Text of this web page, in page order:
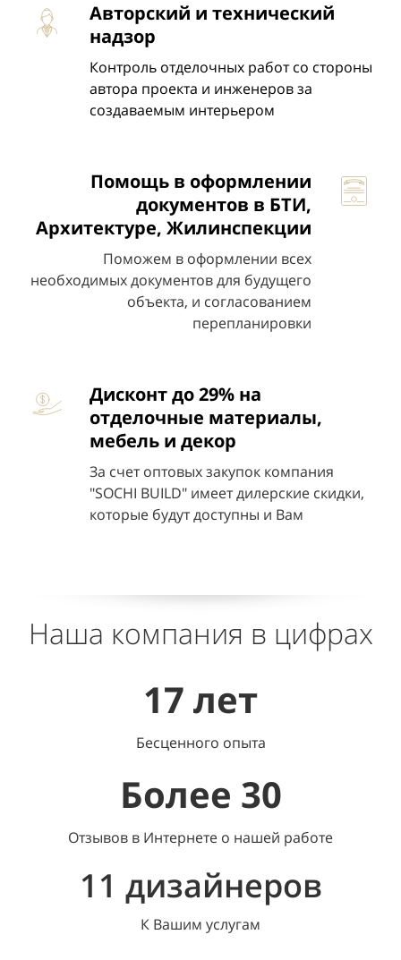
Авторский и технический
надзор
Контроль отделочных работ со стороны
автора проекта и инженеров за
создаваемым интерьером
Помощь в оформлении
документов в БТИ,
Архитектуре, Жилинспекции
Поможем в оформлении всех
необходимых документов для будущего
объекта, и согласованием
перепланировки
Дисконт до 29% на
отделочные материалы,
мебель и декор
За счет оптовых закупок компания
"SOCHI BUILD" имеет дилерские скидки,
которые будут доступны и Вам
Наша компания в цифрах
17 лет
Бесценного опыта
Более 30
Отзывов в Интернете о нашей работе
11 дизайнеров
К Вашим услугам